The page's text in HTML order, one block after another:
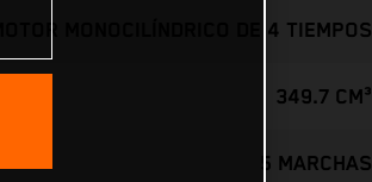
MOTOR MONOCILÍNDRICO DE 4 TIEMPOS
349.7 CM³
5 MARCHAS